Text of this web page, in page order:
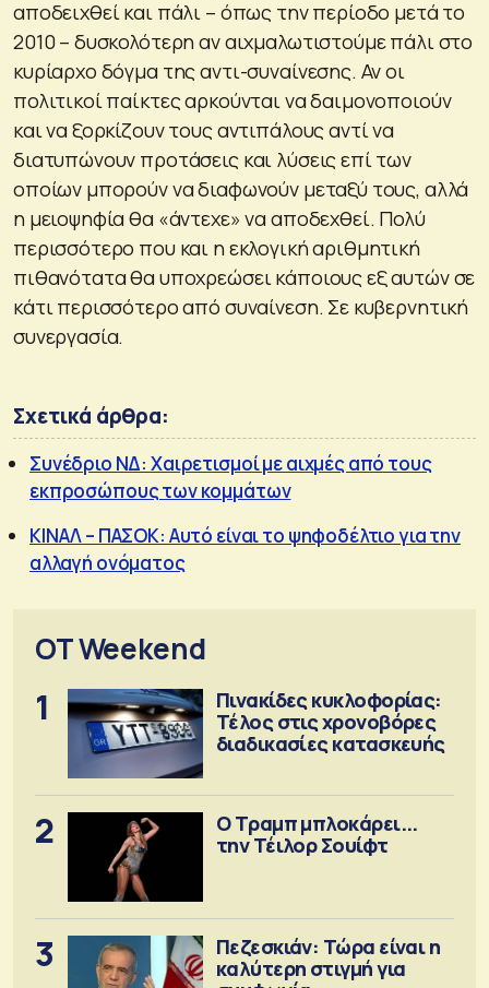
αποδειχθεί και πάλι – όπως την περίοδο μετά το
2010 – δυσκολότερη αν αιχμαλωτιστούμε πάλι στο
κυρίαρχο δόγμα της αντι-συναίνεσης. Αν οι
πολιτικοί παίκτες αρκούνται να δαιμονοποιούν
και να ξορκίζουν τους αντιπάλους αντί να
διατυπώνουν προτάσεις και λύσεις επί των
οποίων μπορούν να διαφωνούν μεταξύ τους, αλλά
η μειοψηφία θα «άντεχε» να αποδεχθεί. Πολύ
περισσότερο που και η εκλογική αριθμητική
πιθανότατα θα υποχρεώσει κάποιους εξ αυτών σε
κάτι περισσότερο από συναίνεση. Σε κυβερνητική
συνεργασία.
Σχετικά άρθρα:
Συνέδριο ΝΔ: Χαιρετισμοί με αιχμές από τους
εκπροσώπους των κομμάτων
ΚΙΝΑΛ – ΠΑΣΟΚ: Αυτό είναι το ψηφοδέλτιο για την
αλλαγή ονόματος
OT Weekend
1
Πινακίδες κυκλοφορίας:
Τέλος στις χρονοβόρες
διαδικασίες κατασκευής
2
Ο Τραμπ μπλοκάρει...
την Τέιλορ Σουίφτ
3
Πεζεσκιάν: Τώρα είναι η
καλύτερη στιγμή για